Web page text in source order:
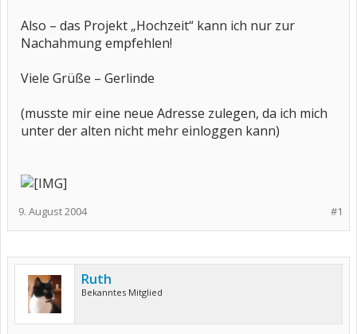
Also – das Projekt „Hochzeit“ kann ich nur zur
Nachahmung empfehlen!
Viele Grüße – Gerlinde
(musste mir eine neue Adresse zulegen, da ich mich
unter der alten nicht mehr einloggen kann)
#1
9. August 2004
Ruth
Bekanntes Mitglied